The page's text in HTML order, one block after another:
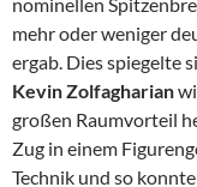
mehr oder weniger
ergab. Dies spiegelte
Kevin Zolfagharian
großen Raumvorteil
Zug in einem
Technik und so